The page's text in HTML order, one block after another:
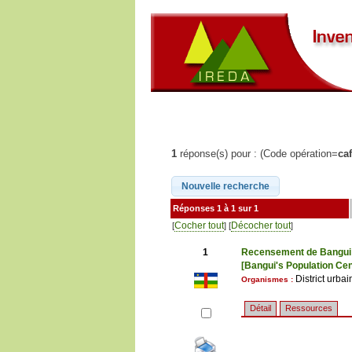
1 réponse(s) pour : (Code opération=
Réponses 1 à 1 sur 1
[Cocher tout] [Décocher tout]
1
Recensement de
[Bangui's Population
Organismes : District
Détail Ressources